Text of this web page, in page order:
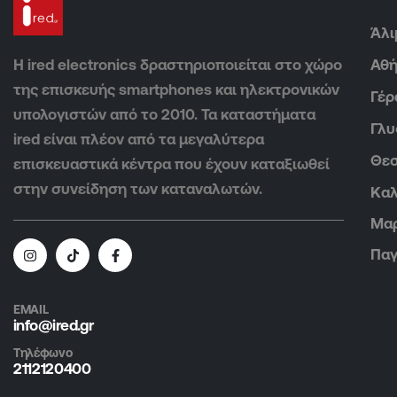
Η ired electronics δραστηριοποιείται στο χώρο
της επισκευής smartphones και ηλεκτρονικών
υπολογιστών από το 2010. Τα καταστήματα
ired είναι πλέον από τα μεγαλύτερα
επισκευαστικά κέντρα που έχουν καταξιωθεί
στην συνείδηση των καταναλωτών.
EMAIL
info@ired.gr
Τηλέφωνο
2112120400